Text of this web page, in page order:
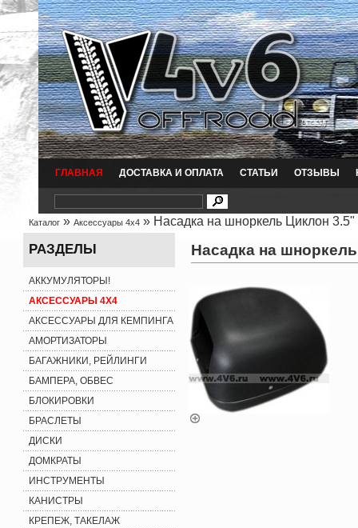
ГЛАВНАЯ ДОСТАВКА И ОПЛАТА СТАТЬИ ОТЗЫВЫ
Каталог » Аксессуары 4x4 » Насадка на шноркель Циклон
РАЗДЕЛЫ
АККУМУЛЯТОРЫ!
АКСЕССУАРЫ 4X4
АКСЕССУАРЫ ДЛЯ КЕМПИНГА
АМОРТИЗАТОРЫ
БАГАЖНИКИ, РЕЙЛИНГИ
БАМПЕРА, ОБВЕС
БЛОКИРОВКИ
БРАСЛЕТЫ
ДИСКИ
ДОМКРАТЫ
ИНСТРУМЕНТЫ
КАНИСТРЫ
КРЕПЕЖ, ТАКЕЛАЖ
Насадка на